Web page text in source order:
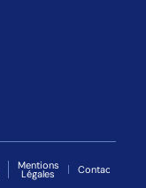
Mentions
Légales Contact